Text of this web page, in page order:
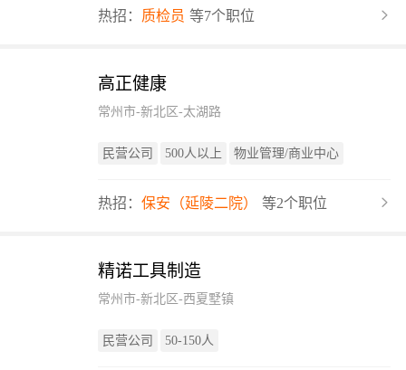
热招： 质检员 等7个职位
高正健康
常州市-新北区-太湖路
民营公司 500人以上 物业管理/商业中心
热招： 保安（延陵二院） 等2个职位
精诺工具制造
常州市-新北区-西夏墅镇
民营公司 50-150人